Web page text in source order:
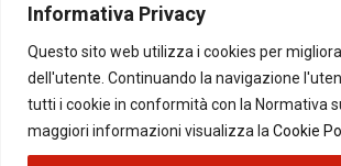
Informativa Privacy
Questo sito web utilizza i cookies per
dell'utente. Continuando la navigazione
tutti i cookie in conformità con la Normativa
maggiori informazioni visualizza la Cookie
Per la tua